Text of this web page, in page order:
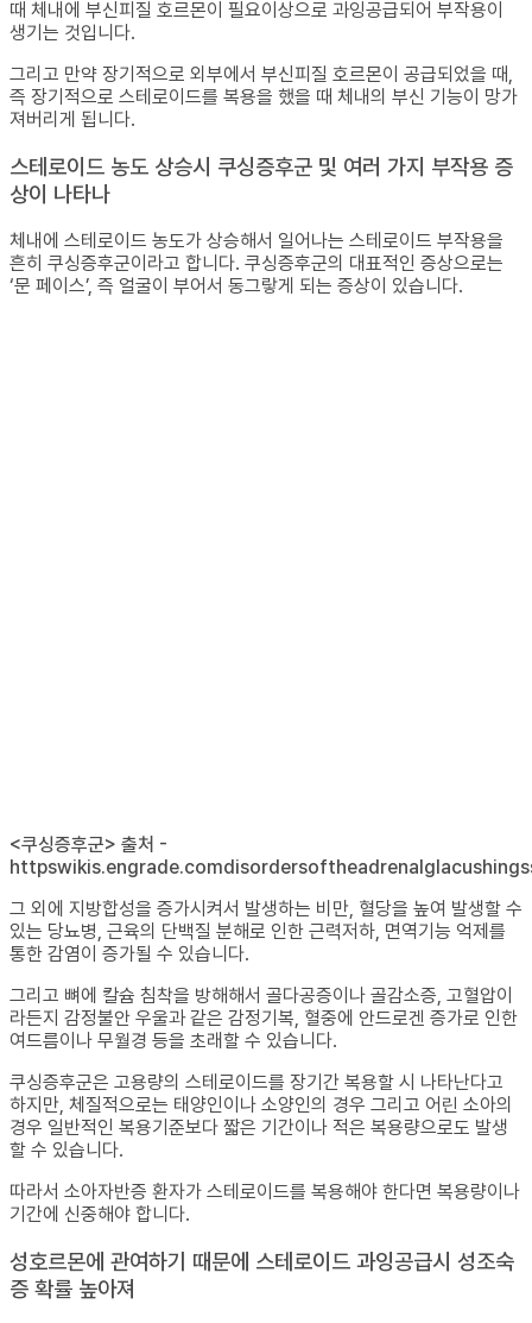
때 체내에 부신피질 호르몬이 필요이상으로 과잉공급되어 부작용이
생기는 것입니다.
그리고 만약 장기적으로 외부에서 부신피질 호르몬이 공급되었을 때,
즉 장기적으로 스테로이드를 복용을 했을 때 체내의 부신 기능이 망가
져버리게 됩니다.
스테로이드 농도 상승시 쿠싱증후군 및 여러 가지 부작용 증
상이 나타나
체내에 스테로이드 농도가 상승해서 일어나는 스테로이드 부작용을
흔히 쿠싱증후군이라고 합니다. 쿠싱증후군의 대표적인 증상으로는
‘문 페이스’, 즉 얼굴이 부어서 동그랗게 되는 증상이 있습니다.
<쿠싱증후군> 출처 -
그 외에 지방합성을 증가시켜서 발생하는 비만, 혈당을 높여 발생할 수
있는 당뇨병, 근육의 단백질 분해로 인한 근력저하, 면역기능 억제를
통한 감염이 증가될 수 있습니다.
그리고 뼈에 칼슘 침착을 방해해서 골다공증이나 골감소증, 고혈압이
라든지 감정불안 우울과 같은 감정기복, 혈중에 안드로겐 증가로 인한
여드름이나 무월경 등을 초래할 수 있습니다.
쿠싱증후군은 고용량의 스테로이드를 장기간 복용할 시 나타난다고
하지만, 체질적으로는 태양인이나 소양인의 경우 그리고 어린 소아의
경우 일반적인 복용기준보다 짧은 기간이나 적은 복용량으로도 발생
할 수 있습니다.
따라서 소아자반증 환자가 스테로이드를 복용해야 한다면 복용량이나
기간에 신중해야 합니다.
성호르몬에 관여하기 때문에 스테로이드 과잉공급시 성조숙
증 확률 높아져